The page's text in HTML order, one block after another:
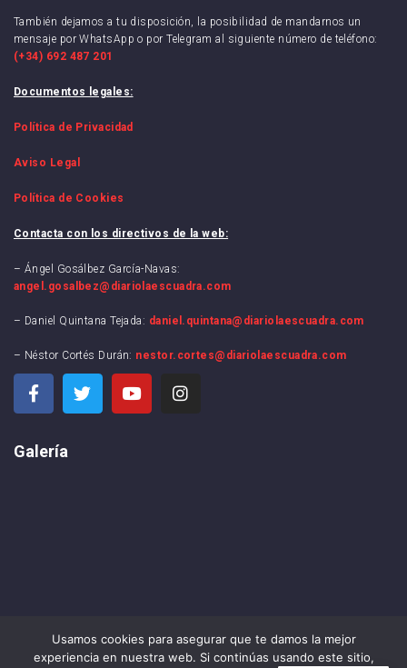
También dejamos a tu disposición, la posibilidad de mandarnos un
mensaje por WhatsApp o por Telegram al siguiente número de teléfono:
(+34) 692 487 201
Documentos legales:
Política de Privacidad
Aviso Legal
Política de Cookies
Contacta con los directivos de la web:
– Ángel Gosálbez García-Navas:
angel.gosalbez@diariolaescuadra.com
– Daniel Quintana Tejada: daniel.quintana@diariolaescuadra.com
– Néstor Cortés Durán: nestor.cortes@diariolaescuadra.com
Galería
Usamos cookies para asegurar que te damos la mejor
experiencia en nuestra web. Si continúas usando este sitio,